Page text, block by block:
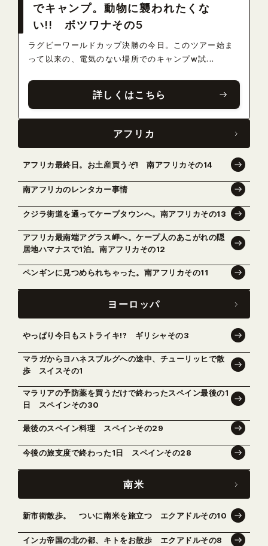
でキャンプ。動物に襲われたくな
い!! ボツワナその5
ラグビーワールドカップ決勝の今日。このツアー始ま
って以来の、電気のない場所でのキャンプw試...
詳しくはこちら
アフリカ
アフリカ最終日。お土産買うぞ! 南アフリカその14
南アフリカのレンタカー事情
クジラ街道を通ってケープタウンへ。南アフリカその13
アフリカ最南端アグラス岬へ。ケープ人のあこがれの隠
居地ハマナスで1泊。南アフリカその12
ペンギンに見つめられちゃった。南アフリカその11
ヨーロッパ
やっぱり今日もストライキ!? ギリシャその3
マラガからヨハネスブルグへの途中、チューリッヒで散
歩 スイスその1
マラリアの予防薬を買うだけで終わったスペイン最後の1
日 スペインその30
最後のスペイン料理 スペインその29
今後の旅支度で終わった1日 スペインその28
南米
新市街散歩。 ついに南米を旅立つ エクアドルその10
インカ帝国の北の都、キトをお散歩 エクアドルその8